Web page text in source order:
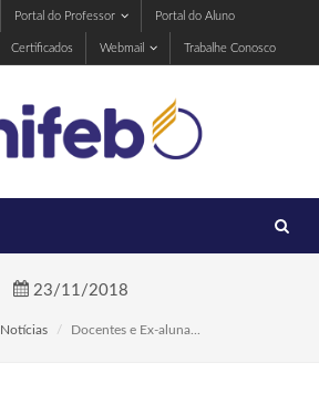
Portal do Professor Portal do Aluno
Certificados Webmail Trabalhe Conosco
23/11/2018
Notícias Docentes e Ex-aluna...